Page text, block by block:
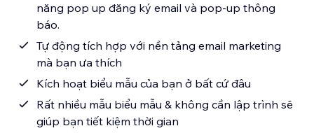
năng pop up đăng ký email và pop-up thông
báo.
Tự động tích hợp với nền tảng email marketing
mà bạn ưa thích
Kích hoạt biểu mẫu của bạn ở bất cứ đâu
Rất nhiều mẫu biểu mẫu & không cần lập trình sẽ
giúp bạn tiết kiệm thời gian